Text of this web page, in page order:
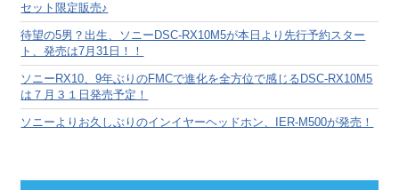
セット限定販売♪
待望の5男？出生、ソニーDSC-RX10M5が本日より先行予約スター
ト、発売は7月31日！！
ソニーRX10、9年ぶりのFMCで進化を全方位で感じるDSC-RX10M5
は７月３１日発売予定！
ソニーよりお久しぶりのインイヤーヘッドホン、IER-M500が発売！